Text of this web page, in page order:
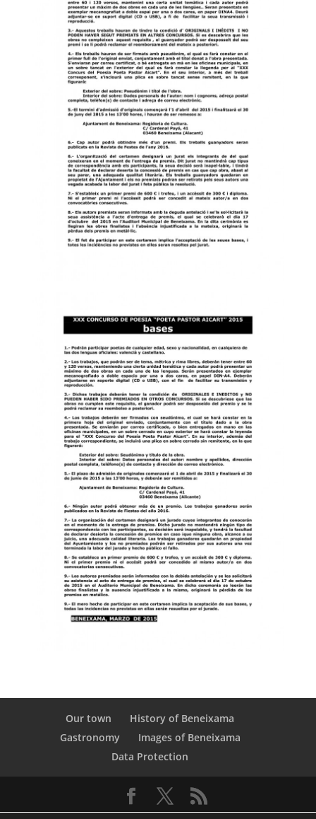
Our town
History of Beneixama
Gastronomy
Images of Beneixama
Data Protection